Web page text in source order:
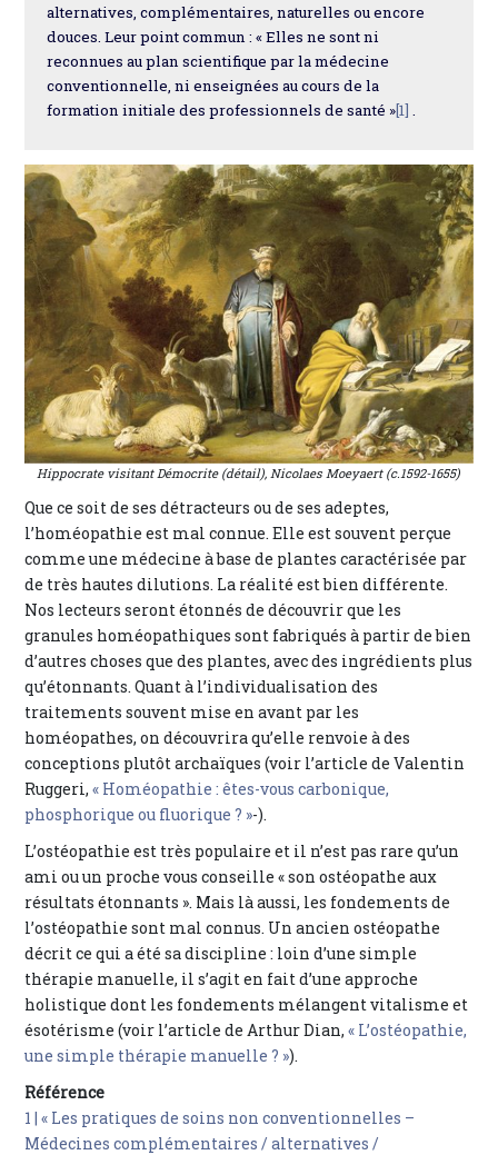
alternatives, complémentaires, naturelles ou encore
douces. Leur point commun : « Elles ne sont ni
reconnues au plan scientifique par la médecine
conventionnelle, ni enseignées au cours de la
formation initiale des professionnels de santé »[1] .
Hippocrate visitant Démocrite (détail), Nicolaes Moeyaert (c.1592-1655)
Que ce soit de ses détracteurs ou de ses adeptes,
l’homéopathie est mal connue. Elle est souvent perçue
comme une médecine à base de plantes caractérisée par
de très hautes dilutions. La réalité est bien différente.
Nos lecteurs seront étonnés de découvrir que les
granules homéopathiques sont fabriqués à partir de bien
d’autres choses que des plantes, avec des ingrédients plus
qu’étonnants. Quant à l’individualisation des
traitements souvent mise en avant par les
homéopathes, on découvrira qu’elle renvoie à des
conceptions plutôt archaïques (voir l’article de Valentin
Ruggeri,« Homéopathie : êtes-vous carbonique,
phosphorique ou fluorique ? »-).
L’ostéopathie est très populaire et il n’est pas rare qu’un
ami ou un proche vous conseille « son ostéopathe aux
résultats étonnants ». Mais là aussi, les fondements de
l’ostéopathie sont mal connus. Un ancien ostéopathe
décrit ce qui a été sa discipline : loin d’une simple
thérapie manuelle, il s’agit en fait d’une approche
holistique dont les fondements mélangent vitalisme et
ésotérisme (voir l’article de Arthur Dian,« L’ostéopathie,
une simple thérapie manuelle ? »).
Référence
1 | « Les pratiques de soins non conventionnelles –
Médecines complémentaires / alternatives /